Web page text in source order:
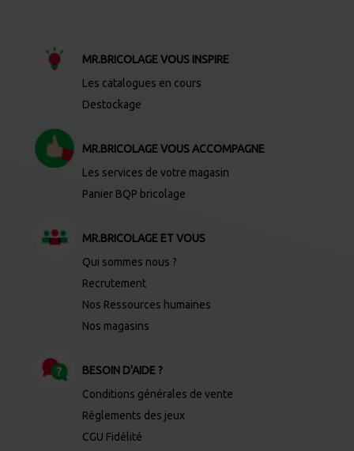
MR.BRICOLAGE VOUS INSPIRE
Les catalogues en cours
Destockage
MR.BRICOLAGE VOUS ACCOMPAGNE
Les services de votre magasin
Panier BQP bricolage
MR.BRICOLAGE ET VOUS
Qui sommes nous ?
Recrutement
Nos Ressources humaines
Nos magasins
BESOIN D'AIDE ?
Conditions générales de vente
Règlements des jeux
CGU Fidélité